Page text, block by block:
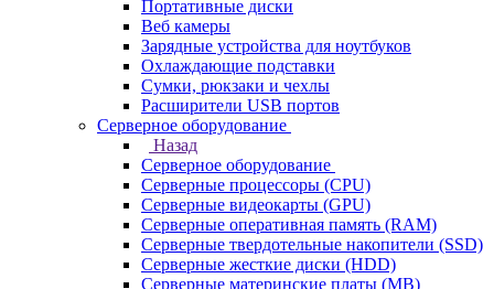
Портативные диски
Веб камеры
Зарядные устройства для ноутбуков
Охлаждающие подставки
Сумки, рюкзаки и чехлы
Расширители USB портов
Серверное оборудование
Назад
Серверное оборудование
Серверные процессоры (CPU)
Серверные видеокарты (GPU)
Серверные оперативная память (RAM)
Серверные твердотельные накопители (SSD)
Серверные жесткие диски (HDD)
Серверные материнские платы (MB)